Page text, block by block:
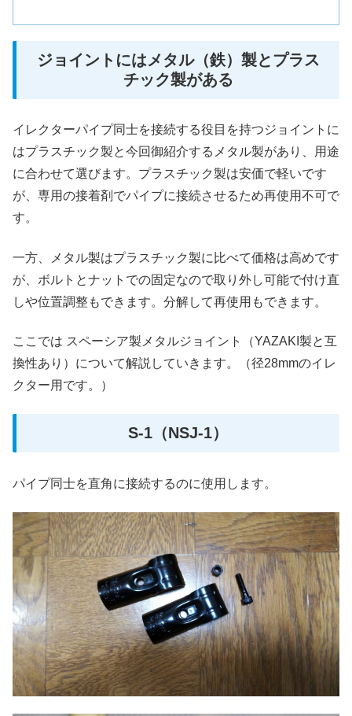
ジョイントにはメタル（鉄）製とプラス
チック製がある
イレクターパイプ同士を接続する役目を持つジョイントに
はプラスチック製と今回御紹介するメタル製があり、用途
に合わせて選びます。プラスチック製は安価で軽いです
が、専用の接着剤でパイプに接続させるため再使用不可で
す。
一方、メタル製はプラスチック製に比べて価格は高めです
が、ボルトとナットでの固定なので取り外し可能で付け直
しや位置調整もできます。分解して再使用もできます。
ここでは スペーシア製メタルジョイント（YAZAKI製と互
換性あり）について解説していきます。（径28mmのイレ
クター用です。）
S-1（NSJ-1）
パイプ同士を直角に接続するのに使用します。